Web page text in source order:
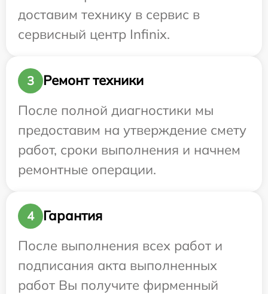
доставим технику в сервис в
сервисный центр Infinix.
3
Ремонт техники
После полной диагностики мы
предоставим на утверждение смету
работ, сроки выполнения и начнем
ремонтные операции.
4
Гарантия
После выполнения всех работ и
подписания акта выполненных
работ Вы получите фирменный